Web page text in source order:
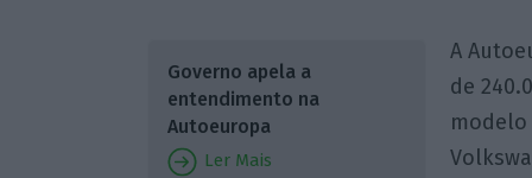
Governo apela a
entendimento na
Autoeuropa
Ler Mais
A
de